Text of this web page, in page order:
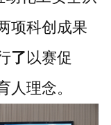
项科创成果
了 以赛促
人理念。